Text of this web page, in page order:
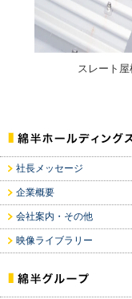
スレート
社長メッセージ
企業概要
会社案内・その他
映像ライブラリー